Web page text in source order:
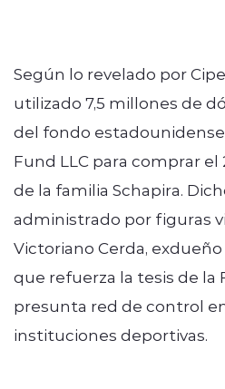
Según lo revelado por
utilizado 7,5 millones de
del fondo
Fund LLC para comprar el
de la familia Schapira.
administrado por figuras
Victoriano Cerda,
que refuerza la tesis de la
presunta red de control
instituciones deportivas.